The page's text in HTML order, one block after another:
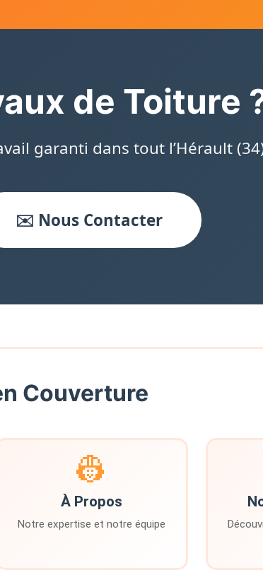
de Toiture
garanti dans tout l’Hérault
✉️ Nous Contacter
Couverture
👷
À Propos
Notre expertise et notre équipe